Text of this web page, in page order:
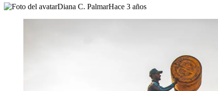
Diana C. PalmarHace 3 años